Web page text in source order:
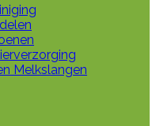
Melkslangen